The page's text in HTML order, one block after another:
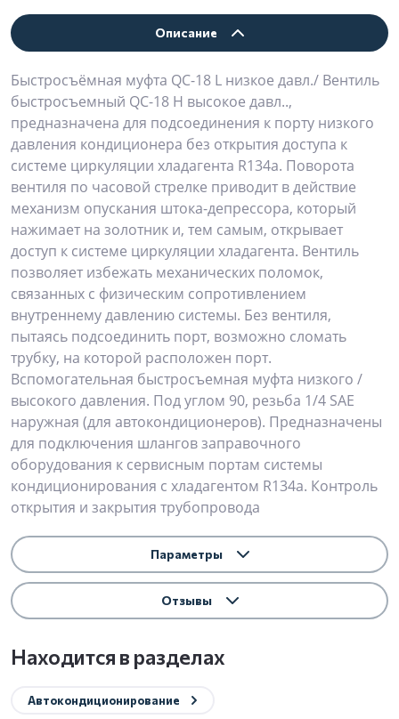
Описание
Быстросъёмная муфта QC-18 L низкое давл./ Вентиль
быстросъемный QC-18 Н высокое давл..,
предназначена для подсоединения к порту низкого
давления кондиционера без открытия доступа к
системе циркуляции хладагента R134a. Поворота
вентиля по часовой стрелке приводит в действие
механизм опускания штока-депрессора, который
нажимает на золотник и, тем самым, открывает
доступ к системе циркуляции хладагента. Вентиль
позволяет избежать механических поломок,
связанных с физическим сопротивлением
внутреннему давлению системы. Без вентиля,
пытаясь подсоединить порт, возможно сломать
трубку, на которой расположен порт.
Вспомогательная быстросъемная муфта низкого /
высокого давления. Под углом 90, резьба 1/4 SAE
наружная (для автокондиционеров). Предназначены
для подключения шлангов заправочного
оборудования к сервисным портам системы
кондиционирования с хладагентом R134a. Контроль
открытия и закрытия трубопровода
Параметры
Отзывы
Находится в разделах
Автокондиционирование